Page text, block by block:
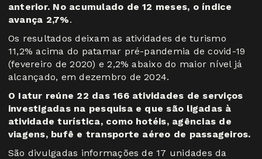
anterior. No acumulado de 12 meses, o índice
avança 2,7%.
Os resultados deixam as atividades de turismo
11,2% acima do patamar pré-pandemia de covid-19
(fevereiro de 2020) e 2,2% abaixo do maior nível já
alcançado, em dezembro de 2024.
O Iatur reúne 22 das 166 atividades de serviços
investigadas na pesquisa e que são ligadas à
atividade turística, como hotéis, agências de
viagens, bufê e transporte aéreo de passageiros.
São divulgadas informações de 17 unidades da